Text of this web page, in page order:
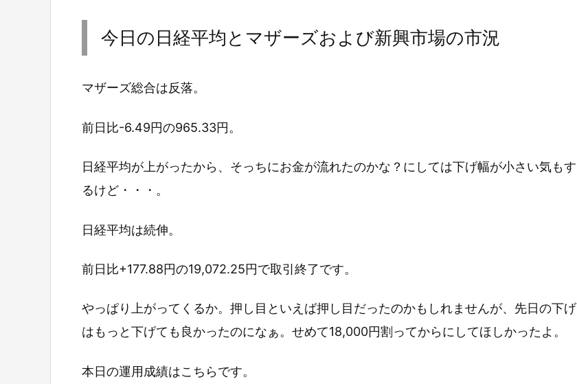
今日の日経平均とマザーズおよび新興市場の市況
マザーズ総合は反落。
前日比-6.49円の965.33円。
日経平均が上がったから、そっちにお金が流れたのかな？にしては下げ幅が小さい気もす
るけど・・・。
日経平均は続伸。
前日比+177.88円の19,072.25円で取引終了です。
やっぱり上がってくるか。押し目といえば押し目だったのかもしれませんが、先日の下げ
はもっと下げても良かったのになぁ。せめて18,000円割ってからにしてほしかったよ。
本日の運用成績はこちらです。